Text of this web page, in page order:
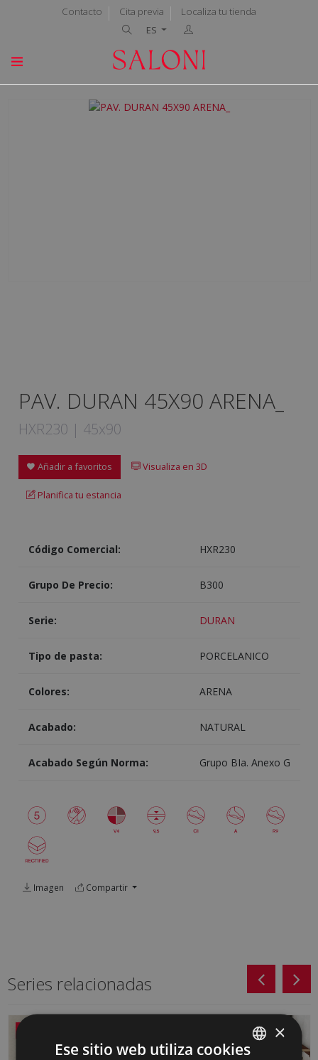
Contacto Cita previa
Localiza tu tienda
ES
PAV. DURAN 45X90 ARENA_
HXR230 | 45x90
Añadir a favoritos Visualiza en 3D
Planifica tu estancia
Código Comercial: HXR230
Grupo De Precio: B300
Serie: DURAN
Tipo de pasta: PORCELANICO
Colores: ARENA
Acabado: NATURAL
Acabado Según Norma: Grupo BIa. Anexo G
Imagen Compartir
Series relacionadas
×
Ese sitio web utiliza cookies